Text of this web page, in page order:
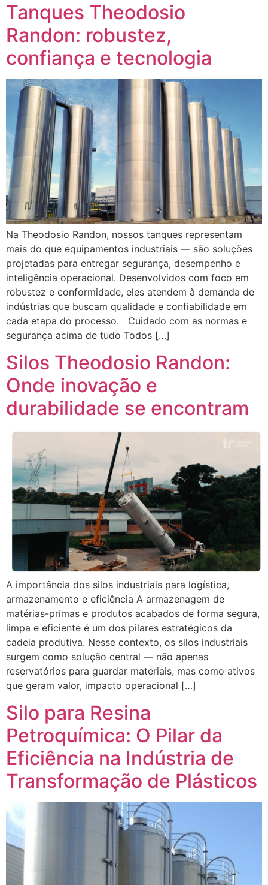
Tanques Theodosio
Randon: robustez,
confiança e tecnologia
Na Theodosio Randon, nossos tanques representam
mais do que equipamentos industriais — são soluções
projetadas para entregar segurança, desempenho e
inteligência operacional. Desenvolvidos com foco em
robustez e conformidade, eles atendem à demanda de
indústrias que buscam qualidade e confiabilidade em
cada etapa do processo. Cuidado com as normas e
segurança acima de tudo Todos […]
Silos Theodosio Randon:
Onde inovação e
durabilidade se encontram
A importância dos silos industriais para logística,
armazenamento e eficiência A armazenagem de
matérias-primas e produtos acabados de forma segura,
limpa e eficiente é um dos pilares estratégicos da
cadeia produtiva. Nesse contexto, os silos industriais
surgem como solução central — não apenas
reservatórios para guardar materiais, mas como ativos
que geram valor, impacto operacional […]
Silo para Resina
Petroquímica: O Pilar da
Eficiência na Indústria de
Transformação de Plásticos